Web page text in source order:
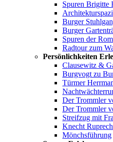
Spuren Brigitte
Burger
Burger
Spuren der
Radtour zum
Persönlichkeiten
Clausewitz &
Burgvogt zu
Türmer
Der Trommler
Der Trommler
Streifzug mit
Knecht
Mönchsführung